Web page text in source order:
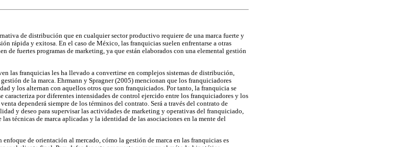
de distribución que en cualquier sector productivo requiere de una marca fuerte y
rápida y exitosa. En el caso de México, las franquicias suelen enfrentarse a otras
de fuertes programas de marketing, ya que están elaborados con una elemental gestión
las franquicias les ha llevado a convertirse en complejos sistemas de distribución,
de la marca. Ehrmann y Spragner (2005) mencionan que los franquiciadores
y los alternan con aquellos otros que son franquiciados. Por tanto, la franquicia se
caracteriza por diferentes intensidades de control ejercido entre los franquiciadores y los
dependerá siempre de los términos del contrato. Será a través del contrato de
y deseo para supervisar las actividades de marketing y operativas del franquiciado,
técnicas de marca aplicadas y la identidad de las asociaciones en la mente del
enfoque de orientación al mercado, cómo la gestión de marca en las franquicias es